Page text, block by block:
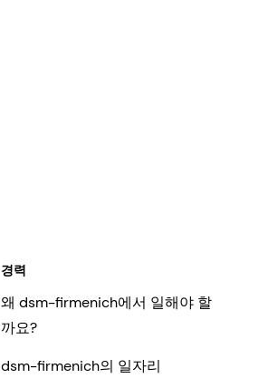
경력
왜 dsm-firmenich에서 일해야 할
까요?
dsm-firmenich의 일자리